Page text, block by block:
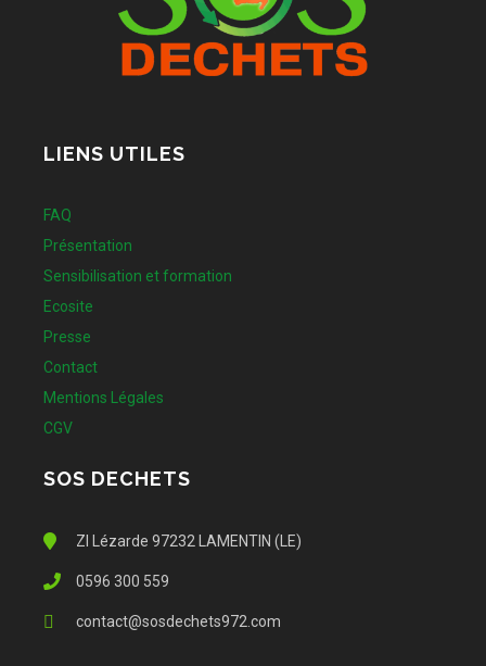
LIENS UTILES
FAQ
Présentation
Sensibilisation et formation
Ecosite
Presse
Contact
Mentions Légales
CGV
SOS DECHETS
ZI Lézarde 97232 LAMENTIN (LE)
0596 300 559
contact@sosdechets972.com